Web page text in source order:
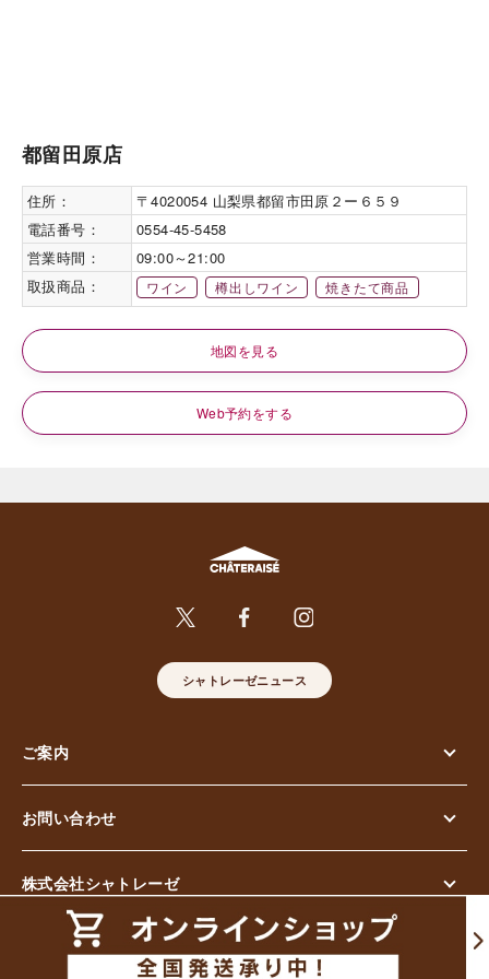
都留田原店
住所：
〒4020054 山梨県都留市田原２ー６５９
電話番号：
0554-45-5458
営業時間：
09:00～21:00
取扱商品：
ワイン 樽出しワイン 焼きたて商品
地図を見る
Web予約をする
シャトレーゼニュース
ご案内
お問い合わせ
株式会社シャトレーゼ
© Chateraise Co.,Ltd. All Rights Reserved.